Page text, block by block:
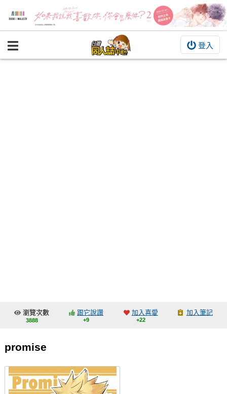
登入
BOOKY書集倉庫
交流中心
會員中心
註冊會員
瀏覽次數
3888
跟它說讚
+9
加入喜愛
+22
加入筆記
promise